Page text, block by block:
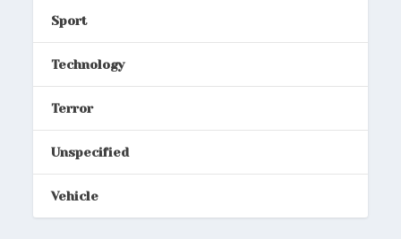
Sport
Technology
Terror
Unspecified
Vehicle